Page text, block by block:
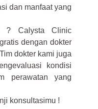
dan manfaat yang
? Calysta Clinic
dengan dokter
dokter kami juga
kondisi
perawatan yang
konsultasimu !